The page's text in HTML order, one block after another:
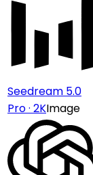
Seedream 5.0
Pro · 2KImage